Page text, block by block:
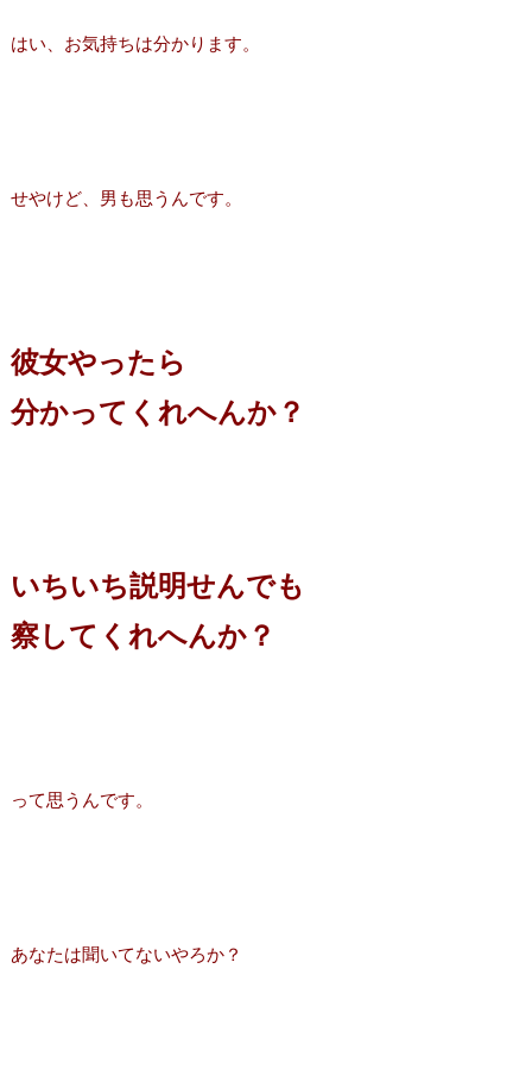
はい、お気持ちは分かります。
せやけど、男も思うんです。
彼女やったら
分かってくれへんか？
いちいち説明せんでも
察してくれへんか？
って思うんです。
あなたは聞いてないやろか？